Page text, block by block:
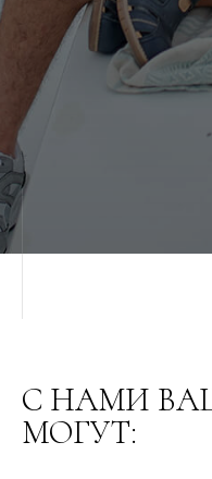
С НАМИ
МОГУТ: